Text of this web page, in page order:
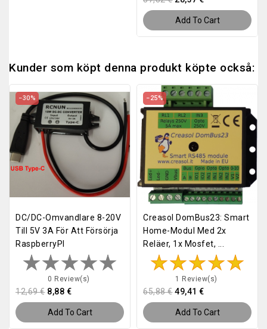
Add To Cart
Kunder som köpt denna produkt köpte också:
DC/DC-Omvandlare 8-20V
Till 5V 3A För Att Försörja
RaspberryPI
0 Review(s)
12,69 € 8,88 €
Add To Cart
−30%
Creasol DomBus23: Smart
Home-Modul Med 2x
Reläer, 1x Mosfet, ...
1 Review(s)
65,88 € 49,41 €
Add To Cart
−25%